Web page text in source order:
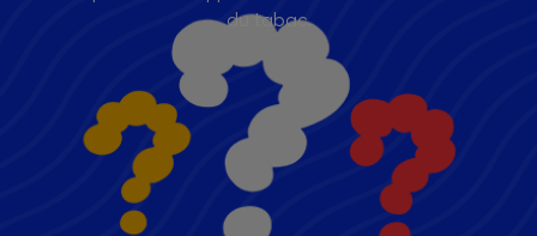
du tabac.